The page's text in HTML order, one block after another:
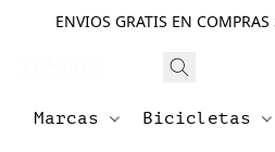
ENVIOS GRATIS EN
Marcas Bicicletas